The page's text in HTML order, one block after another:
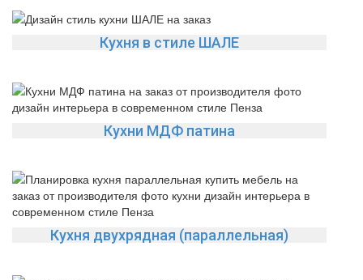
Кухня в стиле ШАЛЕ
Кухни МДФ патина
Кухня двухрядная (параллельная)